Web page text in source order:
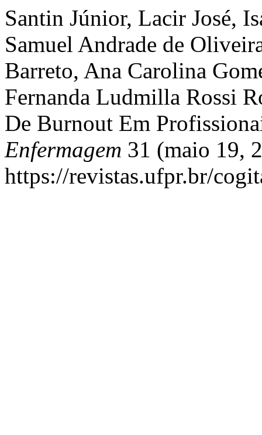
Santin Júnior, Lacir José,
Samuel Andrade de
Barreto, Ana Carolina
Fernanda Ludmilla Rossi
De Burnout Em
Enfermagem 31 (maio 19,
https://revistas.ufpr.br/